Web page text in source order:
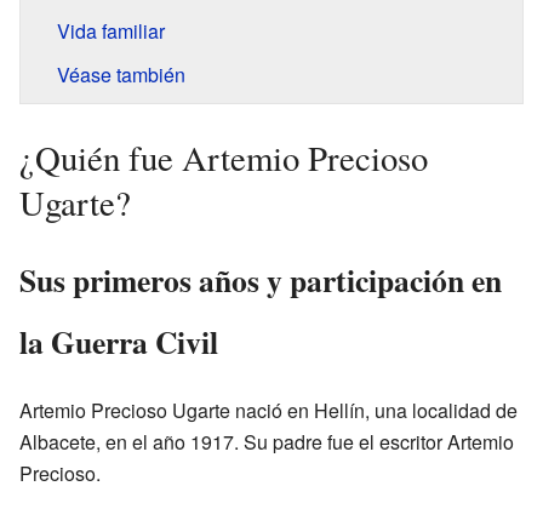
Vida familiar
Véase también
¿Quién fue Artemio Precioso
Ugarte?
Sus primeros años y participación en
la Guerra Civil
Artemio Precioso Ugarte nació en Hellín, una localidad de
Albacete, en el año 1917. Su padre fue el escritor Artemio
Precioso.